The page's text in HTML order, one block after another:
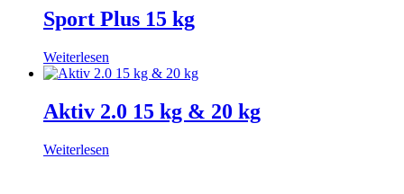
Sport Plus 15 kg
Weiterlesen
Aktiv 2.0 15 kg & 20 kg
Weiterlesen